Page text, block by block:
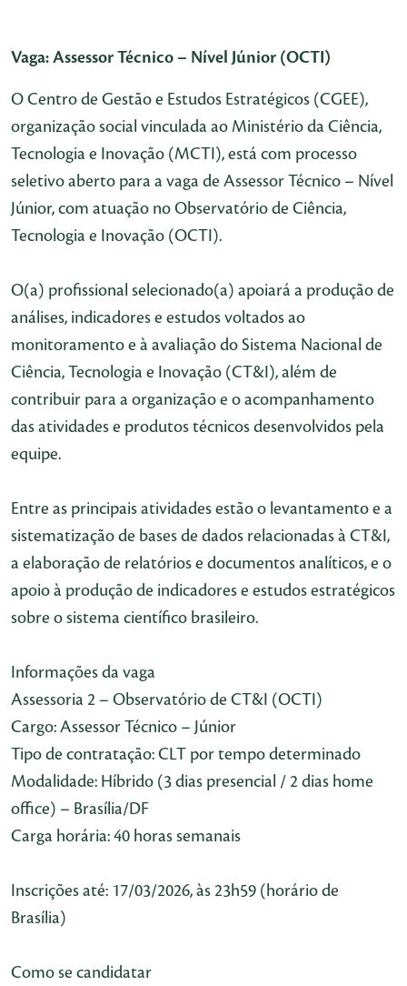
Vaga: Assessor Técnico – Nível Júnior (OCTI)
O Centro de Gestão e Estudos Estratégicos (CGEE),
organização social vinculada ao Ministério da Ciência,
Tecnologia e Inovação (MCTI), está com processo
seletivo aberto para a vaga de Assessor Técnico – Nível
Júnior, com atuação no Observatório de Ciência,
Tecnologia e Inovação (OCTI).
O(a) profissional selecionado(a) apoiará a produção de
análises, indicadores e estudos voltados ao
monitoramento e à avaliação do Sistema Nacional de
Ciência, Tecnologia e Inovação (CT&I), além de
contribuir para a organização e o acompanhamento
das atividades e produtos técnicos desenvolvidos pela
equipe.
Entre as principais atividades estão o levantamento e a
sistematização de bases de dados relacionadas à CT&I,
a elaboração de relatórios e documentos analíticos, e o
apoio à produção de indicadores e estudos estratégicos
sobre o sistema científico brasileiro.
Informações da vaga
Assessoria 2 – Observatório de CT&I (OCTI)
Cargo: Assessor Técnico – Júnior
Tipo de contratação: CLT por tempo determinado
Modalidade: Híbrido (3 dias presencial / 2 dias home
office) – Brasília/DF
Carga horária: 40 horas semanais
Inscrições até: 17/03/2026, às 23h59 (horário de
Brasília)
Como se candidatar